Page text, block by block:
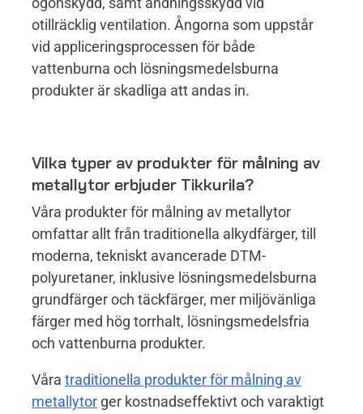
otillräcklig ventilation. Ångorna som uppstår
vid appliceringsprocessen för både
vattenburna och lösningsmedelsburna
produkter är skadliga att andas in.
Vilka typer av produkter för målning av
metallytor erbjuder Tikkurila?
Våra produkter för målning av metallytor
omfattar allt från traditionella alkydfärger, till
moderna, tekniskt avancerade DTM-
polyuretaner, inklusive lösningsmedelsburna
grundfärger och täckfärger, mer miljövänliga
färger med hög torrhalt, lösningsmedelsfria
och vattenburna produkter.
Våra traditionella produkter för målning av
metallytor ger kostnadseffektivt och varaktigt